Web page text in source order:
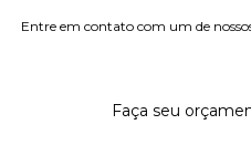
Entre em contato com um de
Faça seu